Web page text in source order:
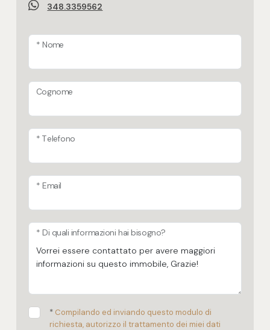
348.3359562
* Nome
Cognome
* Telefono
* Email
* Di quali informazioni hai bisogno?
* Compilando ed inviando questo modulo di
richiesta, autorizzo il trattamento dei miei dati